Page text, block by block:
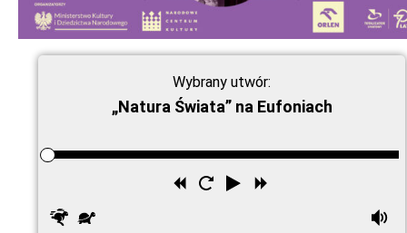
Wybrany utwór:
„Natura Świata” na Eufoniach
Odtwórz
Uruchom
Przewiń
Szybciej